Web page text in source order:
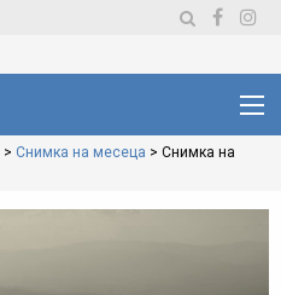
> Снимка на месеца > Снимка на